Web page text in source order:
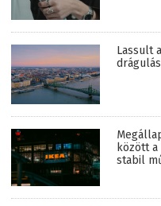
Lassult
között
stabil